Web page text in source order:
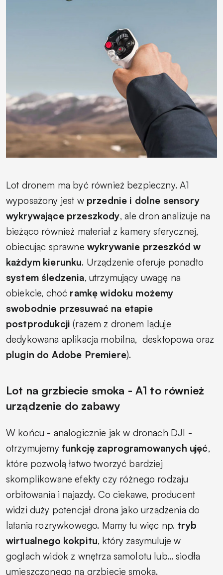
Lot dronem ma być również bezpieczny. A1
wyposażony jest w przednie i dolne sensory
wykrywające przeszkody, ale dron analizuje na
bieżąco również materiał z kamery sferycznej,
obiecując sprawne wykrywanie przeszkód w
każdym kierunku. Urządzenie oferuje ponadto
system śledzenia, utrzymujący uwagę na
obiekcie, choć ramkę widoku możemy
swobodnie przesuwać na etapie
postprodukcji (razem z dronem ląduje
dedykowana aplikacja mobilna, desktopowa oraz
plugin do Adobe Premiere).
Lot na grzbiecie smoka - A1 to również
urządzenie do zabawy
W końcu - analogicznie jak w dronach DJI -
otrzymujemyfunkcję zaprogramowanych ujęć,
które pozwolą łatwo tworzyć bardziej
skomplikowane efekty czy różnego rodzaju
orbitowania i najazdy. Co ciekawe, producent
widzi duży potencjał drona jako urządzenia do
latania rozrywkowego. Mamy tu więc np. tryb
wirtualnego kokpitu, który zasymuluje w
goglach widok z wnętrza samolotu lub… siodła
umieszczonego na grzbiecie smoka.